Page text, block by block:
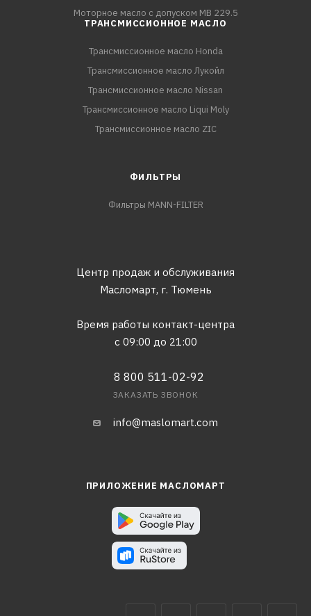
Моторное масло с допуском MB 229.5
ТРАНСМИССИОННОЕ МАСЛО
Трансмиссионное масло Honda
Трансмиссионное масло Лукойл
Трансмиссионное масло Nissan
Трансмиссионное масло Liqui Moly
Трансмиссионное масло ZIC
ФИЛЬТРЫ
Фильтры MANN-FILTER
Центр продаж и обслуживания
Масломарт, г. Тюмень
Время работы контакт-центра
с 09:00 до 21:00
8 800 511-02-92
ЗАКАЗАТЬ ЗВОНОК
info@maslomart.com
ПРИЛОЖЕНИЕ МАСЛОМАРТ